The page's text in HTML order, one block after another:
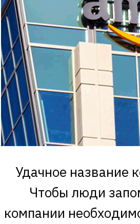
Удачное название
Чтобы люди
компании